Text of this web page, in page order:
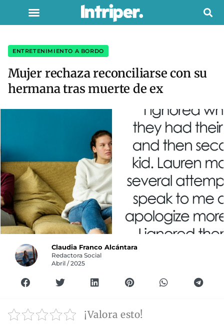
ENTRETENIMIENTO A BORDO
Mujer rechaza reconciliarse con su
hermana tras muerte de ex
Claudia Franco Alcántara
Redactora Social
Abril / 2025
¡Valora esto!